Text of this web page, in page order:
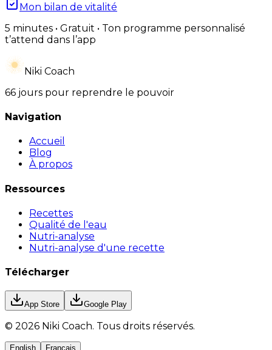
Mon bilan de vitalité
5 minutes • Gratuit • Ton programme personnalisé
t’attend dans l’app
Niki Coach
66 jours pour reprendre le pouvoir
Navigation
Accueil
Blog
À propos
Ressources
Recettes
Qualité de l'eau
Nutri-analyse
Nutri-analyse d'une recette
Télécharger
App Store Google Play
© 2026 Niki Coach. Tous droits réservés.
English Français